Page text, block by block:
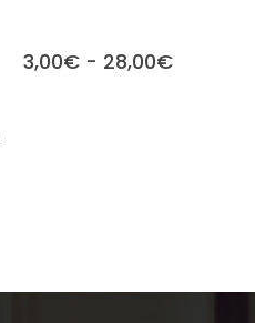
3,00€ - 28,00€Fascia